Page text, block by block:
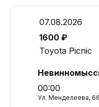
07.08.2026
1600 ₽
Toyota Picnic
00:00
Ул. Менделеева,